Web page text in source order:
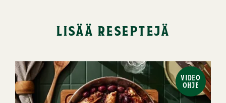
lisää reseptejä
VIDEO
OHJE